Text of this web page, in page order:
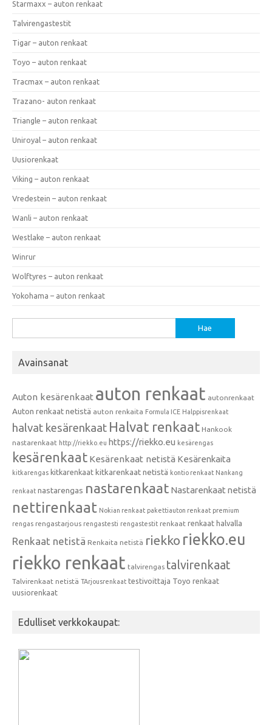
Starmaxx – auton renkaat
Talvirengastestit
Tigar – auton renkaat
Toyo – auton renkaat
Tracmax – auton renkaat
Trazano- auton renkaat
Triangle – auton renkaat
Uniroyal – auton renkaat
Uusiorenkaat
Viking – auton renkaat
Vredestein – auton renkaat
Wanli – auton renkaat
Westlake – auton renkaat
Winrur
Wolftyres – auton renkaat
Yokohama – auton renkaat
Avainsanat
Auton kesärenkaat auton renkaat autonrenkaat
Auton renkaat netistä auton renkaita Formula ICE Halppisrenkaat
halvat kesärenkaat Halvat renkaat Hankook
nastarenkaat http://riekko.eu https://riekko.eu kesärengas
kesärenkaat Kesärenkaat netistä Kesärenkaita
kitkarengas kitkarenkaat kitkarenkaat netistä kontio renkaat Nankang
renkaat nastarengas nastarenkaat Nastarenkaat netistä
nettirenkaat Nokian renkaat pakettiauton renkaat premium
rengas rengastarjous rengastesti rengastestit renkaat renkaat halvalla
Renkaat netistä Renkaita netistä riekko riekko.eu
riekko renkaat talvirengas talvirenkaat
Talvirenkaat netistä TArjousrenkaat testivoittaja Toyo renkaat
uusiorenkaat
Edulliset verkkokaupat: